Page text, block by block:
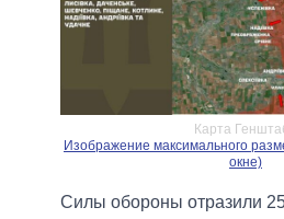
Карта
Изображение максимального
окне)
Силы обороны отразили